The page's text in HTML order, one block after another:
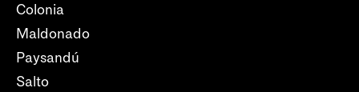
Colonia
Maldonado
Paysandú
Salto